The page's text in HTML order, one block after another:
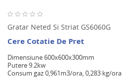
Gratar Neted Si Striat GS6060G
Cere Cotatie De Pret
Dimensiune 600x600x300mm
Putere 9.2kw
Consum gaz 0,961m3/ora, 0,283 kg/ora